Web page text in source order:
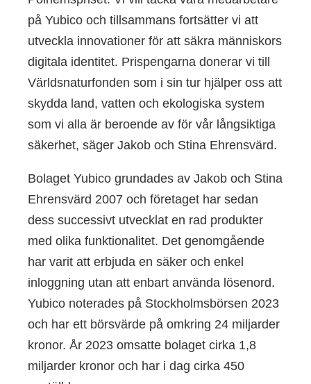
på Yubico och tillsammans fortsätter vi att
utveckla innovationer för att säkra människors
digitala identitet. Prispengarna donerar vi till
Världsnaturfonden som i sin tur hjälper oss att
skydda land, vatten och ekologiska system
som vi alla är beroende av för vår långsiktiga
säkerhet, säger Jakob och Stina Ehrensvärd.
Bolaget Yubico grundades av Jakob och Stina
Ehrensvärd 2007 och företaget har sedan
dess successivt utvecklat en rad produkter
med olika funktionalitet. Det genomgående
har varit att erbjuda en säker och enkel
inloggning utan att enbart använda lösenord.
Yubico noterades på Stockholmsbörsen 2023
och har ett börsvärde på omkring 24 miljarder
kronor. År 2023 omsatte bolaget cirka 1,8
miljarder kronor och har i dag cirka 450